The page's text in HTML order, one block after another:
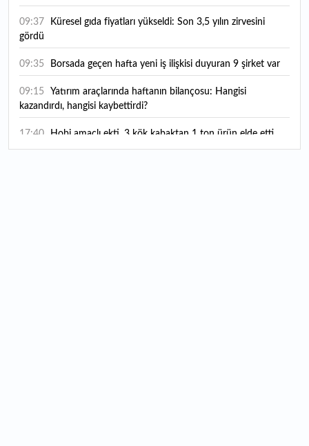
09:37
gördü
09:35 Borsada geçen hafta yeni iş ilişkisi duyuran 9 şirket var
09:15
kazandırdı, hangisi kaybettirdi?
17:40 Hobi amaçlı ekti, 3 kök kabaktan 1 ton ürün elde etti